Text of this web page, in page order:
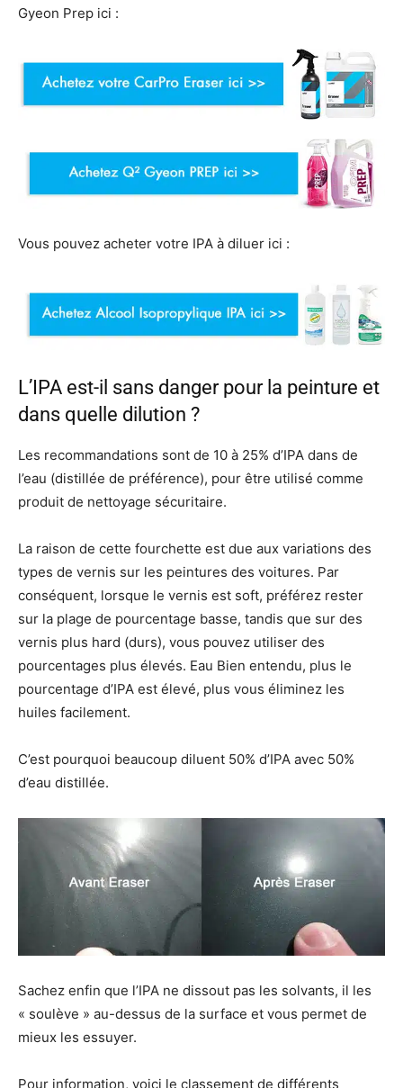
Gyeon Prep ici :
Vous pouvez acheter votre IPA à diluer ici :
L’IPA est-il sans danger pour la peinture et
dans quelle dilution ?
Les recommandations sont de 10 à 25% d’IPA dans de
l’eau (distillée de préférence), pour être utilisé comme
produit de nettoyage sécuritaire.
La raison de cette fourchette est due aux variations des
types de vernis sur les peintures des voitures. Par
conséquent, lorsque le vernis est soft, préférez rester
sur la plage de pourcentage basse, tandis que sur des
vernis plus hard (durs), vous pouvez utiliser des
pourcentages plus élevés. Eau Bien entendu, plus le
pourcentage d’IPA est élevé, plus vous éliminez les
huiles facilement.
C’est pourquoi beaucoup diluent 50% d’IPA avec 50%
d’eau distillée.
Sachez enfin que l’IPA ne dissout pas les solvants, il les
« soulève » au-dessus de la surface et vous permet de
mieux les essuyer.
Pour information, voici le classement de différents